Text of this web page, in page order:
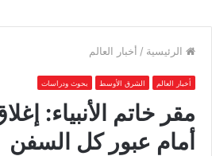
الرئيسية / أخبار العالم
أخبار العالم الشرق الأوسط بحوث ودراسات
مقر خاتم الأنبياء:
أمام عبور كل السفن